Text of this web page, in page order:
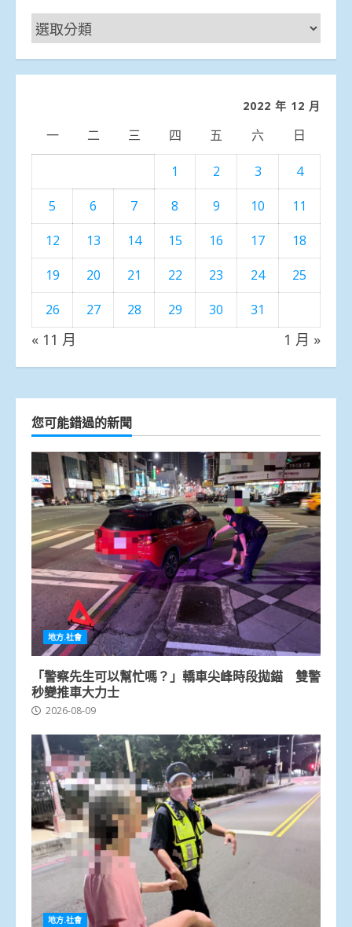
新
聞
分
2022 年 12 月
一 二 三 四 五 六 日
1 2 3
4
5
6 7 8 9 10
11
12
13 14 15 16 17
18
19
20 21 22 23 24
25
26
27 28 29 30 31
« 11 月 1 月 »
您可能錯過的新聞
地方.社會
「警察先生可以幫忙嗎？」轎車尖峰時段拋錨 雙警
秒變推車大力士
2026-08-09
地方.社會